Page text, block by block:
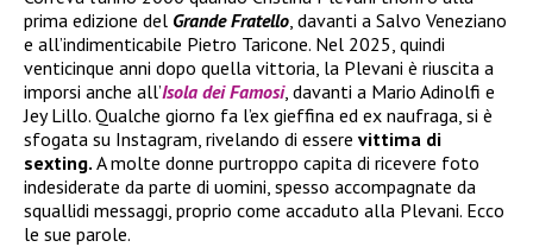
prima edizione del Grande Fratello , davanti a Salvo Veneziano
e all’indimenticabile Pietro Taricone. Nel 2025, quindi
venticinque anni dopo quella vittoria, la Plevani è riuscita a
imporsi anche all’Isola dei Famosi, davanti a Mario Adinolfi e
Jey Lillo. Qualche giorno fa l’ex gieffina ed ex naufraga, si è
sfogata su Instagram, rivelando di essere vittima di
sexting. A molte donne purtroppo capita di ricevere foto
indesiderate da parte di uomini, spesso accompagnate da
squallidi messaggi, proprio come accaduto alla Plevani. Ecco
le sue parole.